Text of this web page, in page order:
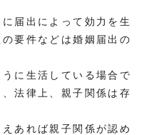
届出によって効力を生
要件などは婚姻届出の
に生活している場合で
法律上、親子関係は存
あれば親子関係が認め